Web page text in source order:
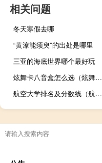
相关问题
冬天寒假去哪
“黄潦能须臾”的出处是哪里
三亚的海底世界哪个最好玩
炫舞卡八音盒怎么选（炫舞卡八音盒免费挂）
航空大学排名及分数线（航空大学排名）